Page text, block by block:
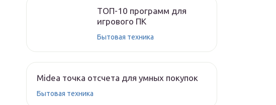
ТОП-10 программ для
игрового ПК
Бытовая техника
Midea точка отсчета для умных покупок
Бытовая техника